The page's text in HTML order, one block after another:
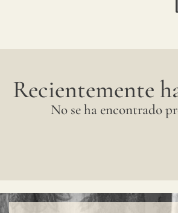
Recientemente
No se ha encontrado